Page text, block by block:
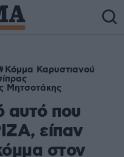
Κόμμα Καρυστιανού
Μητσοτάκης
αυτό που
είπαν
στον